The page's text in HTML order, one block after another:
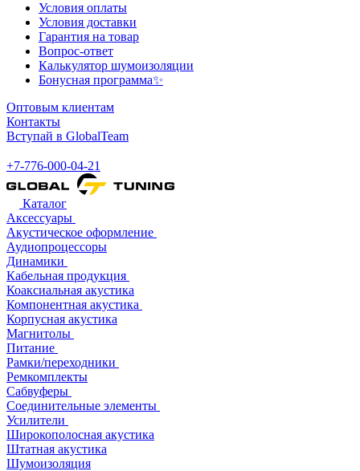
Условия оплаты
Условия доставки
Гарантия на товар
Вопрос-ответ
Калькулятор шумоизоляции
Бонусная программа✨
Оптовым клиентам
Контакты
Вступай в GlobalTeam
+7-776-000-04-21
Каталог
Аксессуары
Акустическое оформление
Аудиопроцессоры
Динамики
Кабельная продукция
Коаксиальная акустика
Компонентная акустика
Корпусная акустика
Магнитолы
Питание
Рамки/переходники
Ремкомплекты
Сабвуферы
Соединительные элементы
Усилители
Широкополосная акустика
Штатная акустика
Шумоизоляция